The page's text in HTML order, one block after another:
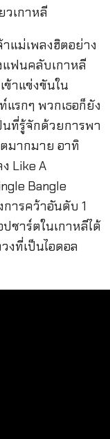
แม่เพลงฮิตอย่าง
แฟนคลับเกาหลี
าแข่งขันใน
แรกๆ พวกเธอก็ยัง
นที่รู้จักด้วยการพา
มากมาย อาทิ
Like A
Bangle
ารคว้าอันดับ 1
ชาร์ตในเกาหลีได้
งที่เป็นไอดอล